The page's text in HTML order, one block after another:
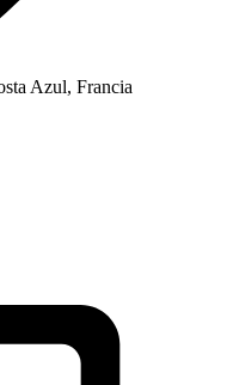
Azul, Francia